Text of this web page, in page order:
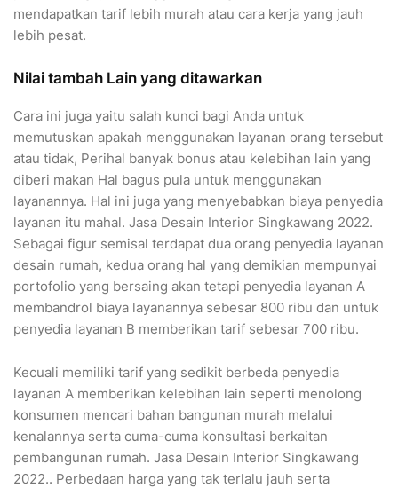
mendapatkan tarif lebih murah atau cara kerja yang jauh
lebih pesat.
Nilai tambah Lain yang ditawarkan
Cara ini juga yaitu salah kunci bagi Anda untuk
memutuskan apakah menggunakan layanan orang tersebut
atau tidak, Perihal banyak bonus atau kelebihan lain yang
diberi makan Hal bagus pula untuk menggunakan
layanannya. Hal ini juga yang menyebabkan biaya penyedia
layanan itu mahal. Jasa Desain Interior Singkawang 2022.
Sebagai figur semisal terdapat dua orang penyedia layanan
desain rumah, kedua orang hal yang demikian mempunyai
portofolio yang bersaing akan tetapi penyedia layanan A
membandrol biaya layanannya sebesar 800 ribu dan untuk
penyedia layanan B memberikan tarif sebesar 700 ribu.
Kecuali memiliki tarif yang sedikit berbeda penyedia
layanan A memberikan kelebihan lain seperti menolong
konsumen mencari bahan bangunan murah melalui
kenalannya serta cuma-cuma konsultasi berkaitan
pembangunan rumah. Jasa Desain Interior Singkawang
2022.. Perbedaan harga yang tak terlalu jauh serta